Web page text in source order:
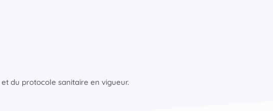
du protocole sanitaire en vigueur.